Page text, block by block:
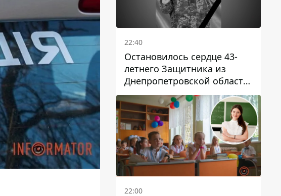
22:40
Остановилось сердце 43-
летнего Защитника из
Днепропетровской области
Евгения Зинченко
22:00